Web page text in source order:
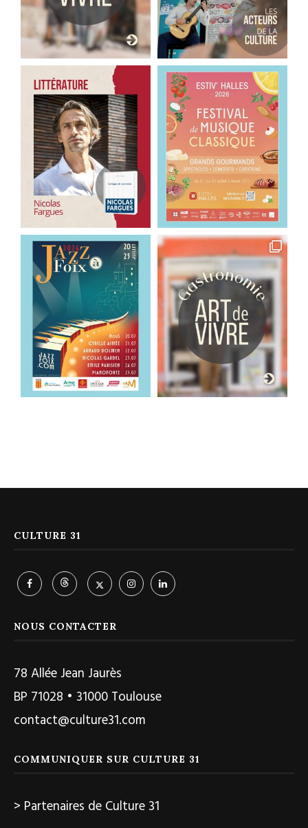
CULTURE 31
NOUS CONTACTER
78 Allée Jean Jaurès
BP 71028 • 31000 Toulouse
contact@culture31.com
COMMUNIQUER SUR CULTURE 31
> Partenaires de Culture 31